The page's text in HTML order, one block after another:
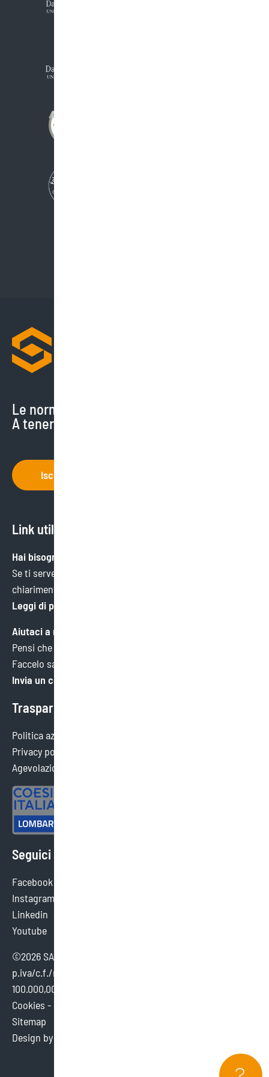
Le normative cambiano di continuo.
A tenerti aggiornato ci pensiamo noi.
Iscriviti
Link utili
Hai bisogno di aiuto?
Se ti serve un’informazione specifica o hai bisogno di
chiarimenti, ci trovi qui.
Leggi di più
Aiutaci a migliorare
Pensi che potremmo fare meglio in qualche ambito?
Faccelo sapere. Faremo tesoro di ogni consiglio.
Invia un commento
Trasparenza
Politica aziendale
Privacy policy
Agevolazioni ottenute
Seguici sui social
Facebook
Instagram
Linkedin
Youtube
©2026 SAEF SRL SB - tutti i diritti sono riservati.
p.iva/c.f./reg. imp. brescia 02154380980 - cap. sociale €
100.000,00 i.v.
Cookies -
Sitemap
Design by